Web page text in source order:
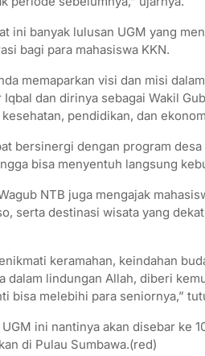
ini banyak lulusan UGM yang
bagi para mahasiswa KKN.
memaparkan visi dan misi
dan dirinya sebagai Wakil
pendidikan, dan
bersinergi dengan program
bisa menyentuh langsung
NTB juga mengajak
serta destinasi wisata yang
keramahan, keindahan
dalam lindungan Allah, diberi
bisa melebihi para seniornya,”
ini nantinya akan disebar ke
di Pulau Sumbawa.(red)